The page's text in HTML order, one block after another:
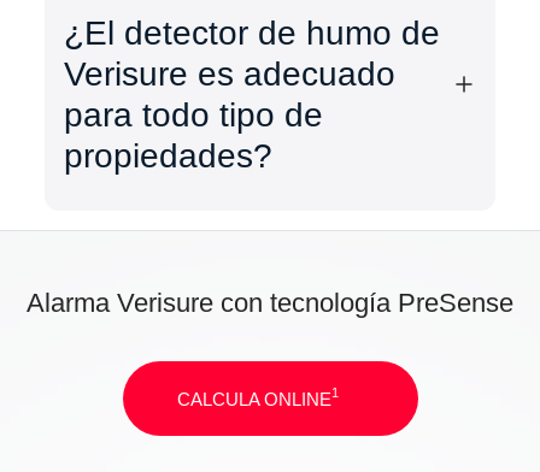
¿El detector de humo de
Verisure es adecuado
para todo tipo de
propiedades?
Alarma Verisure con tecnología PreSense
CALCULA ONLINE1